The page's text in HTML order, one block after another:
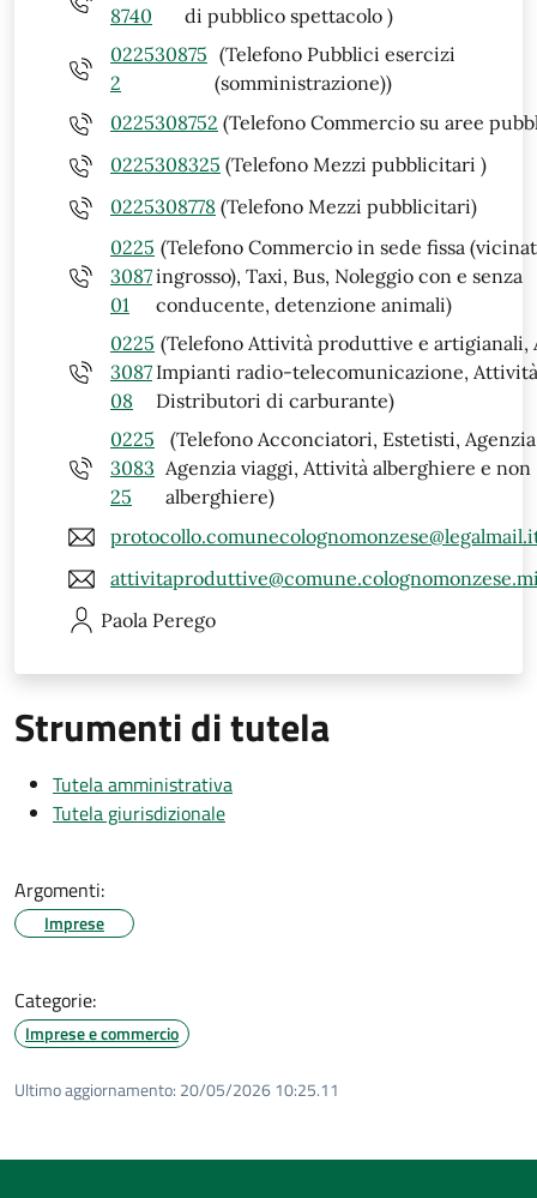
8740
di pubblico spettacolo )
022530875
2
(Telefono Pubblici esercizi
(somministrazione))
0225308752 (Telefono Commercio su aree
0225308325 (Telefono Mezzi pubblicitari )
0225308778 (Telefono Mezzi pubblicitari)
0225
3087
01
(Telefono Commercio in sede fissa
ingrosso), Taxi, Bus, Noleggio con e senza
conducente, detenzione animali)
0225
3087
08
(Telefono Attività produttive e artigianali,
Impianti radio-telecomunicazione,
Distributori di carburante)
0225
3083
25
(Telefono Acconciatori, Estetisti,
Agenzia viaggi, Attività alberghiere e non
alberghiere)
Paola Perego
Strumenti di tutela
Tutela amministrativa
Tutela giurisdizionale
Argomenti:
Imprese
Categorie:
Imprese e commercio
Ultimo aggiornamento: 20/05/2026 10:25.11